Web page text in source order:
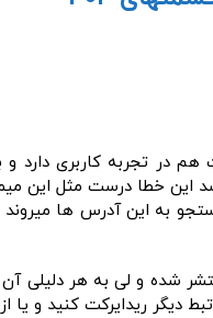
تجربه کاربری دارد و
از بیشترین خطاهای مهم در سایت ها
های جستجو به این آدرس
شده و لی به هر دلیلی آن
ریدایرکت کنید و یا